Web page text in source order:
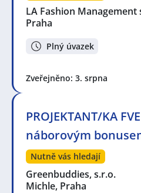
LA Fashion Management
Praha
Plný úvazek
Zveřejněno: 3. srpna
PROJEKTANT/KA
náborovým
Nutně vás hledají
Greenbuddies, s.r.o.
Michle, Praha